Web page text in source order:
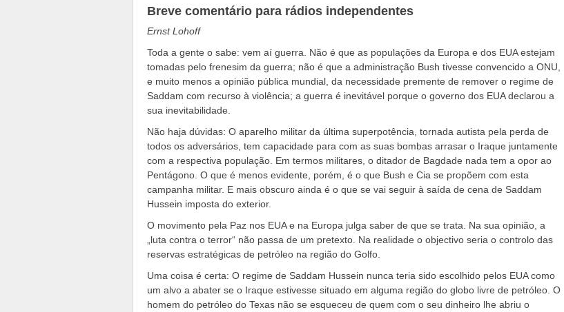
Breve comentário para rádios independentes
Ernst Lohoff
Toda a gente o sabe: vem aí guerra. Não é que as populações da Europa e dos EUA estejam
tomadas pelo frenesim da guerra; não é que a administração Bush tivesse convencido a ONU,
e muito menos a opinião pública mundial, da necessidade premente de remover o regime de
Saddam com recurso à violência; a guerra é inevitável porque o governo dos EUA declarou a
sua inevitabilidade.
Não haja dúvidas: O aparelho militar da última superpotência, tornada autista pela perda de
todos os adversários, tem capacidade para com as suas bombas arrasar o Iraque juntamente
com a respectiva população. Em termos militares, o ditador de Bagdade nada tem a opor ao
Pentágono. O que é menos evidente, porém, é o que Bush e Cia se propõem com esta
campanha militar. E mais obscuro ainda é o que se vai seguir à saída de cena de Saddam
Hussein imposta do exterior.
O movimento pela Paz nos EUA e na Europa julga saber de que se trata. Na sua opinião, a
„luta contra o terror“ não passa de um pretexto. Na realidade o objectivo seria o controlo das
reservas estratégicas de petróleo na região do Golfo.
Uma coisa é certa: O regime de Saddam Hussein nunca teria sido escolhido pelos EUA como
um alvo a abater se o Iraque estivesse situado em alguma região do globo livre de petróleo. O
homem do petróleo do Texas não se esqueceu de quem com o seu dinheiro lhe abriu o